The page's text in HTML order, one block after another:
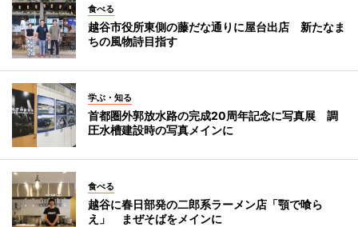
食べる
越谷市役所東側の藤だな通りに屋台出店 新たなま
ちの風物詩目指す
学ぶ・知る
首都圏外郭放水路の完成20周年記念に写真展 調
圧水槽建設時の写真メインに
食べる
越谷に春日部発の二郎系ラーメン店「顎で喰ら
え」 まぜそばをメインに